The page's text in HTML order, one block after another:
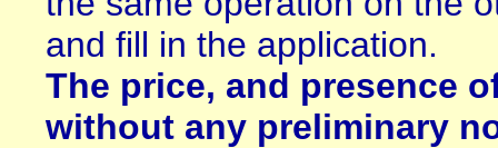
and fill in the application.
The price, and presence
without any preliminary